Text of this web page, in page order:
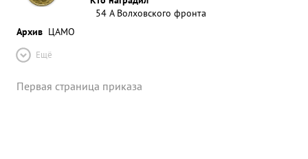
54 А Волховского фронта
Архив ЦАМО
Ещё
Первая страница приказа